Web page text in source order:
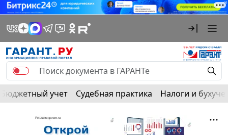
Бюджетный учет Судебная практика Налоги и